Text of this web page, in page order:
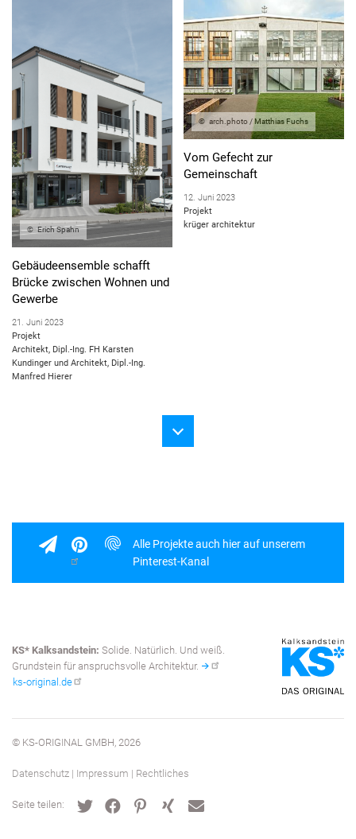
Erich Spahn
Gebäudeensemble schafft
Brücke zwischen Wohnen und
Gewerbe
21. Juni 2023
Projekt
Architekt, Dipl.-Ing. FH Karsten
Kundinger und Architekt, Dipl.-Ing.
Manfred Hierer
arch.photo / Matthias Fuchs
Vom Gefecht zur
Gemeinschaft
12. Juni 2023
Projekt
krüger architektur
Alle Projekte auch hier auf unserem
Pinterest-Kanal
KS* Kalksandstein: Solide. Natürlich. Und weiß.
Grundstein für anspruchsvolle Architektur.
ks-original.de
© KS-ORIGINAL GMBH, 2026
Fußbereich
Datenschutz | Impressum | Rechtliches
Seite teilen: